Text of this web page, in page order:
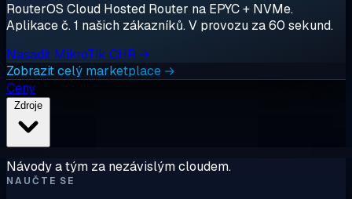
RouterOS Cloud Hosted Router na EPYC + NVMe.
Aplikace č. 1 našich zákazníků. V provozu za 60 sekund.
Nasadit MikroTik CHR →
Zobrazit celý marketplace →
Ceny
Návody a tým za nezávislým cloudem.
NAUČTE SE